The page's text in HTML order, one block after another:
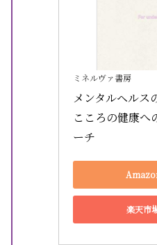
ミネルヴァ書房
メンタルヘルス
こころの健康へ
ーチ
楽天市